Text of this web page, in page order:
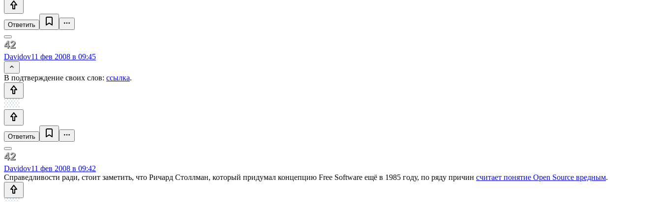
Ответить
Davidov11 фев 2008 в 09:45
В подтверждение своих слов: ссылка.
Ответить
Davidov11 фев 2008 в 09:42
Справедливости ради, стоит заметить, что Ричард Столлман, который придумал концепцию Free Software ещё в 1985 году, по ряду причин считает понятие Open Source вредным.